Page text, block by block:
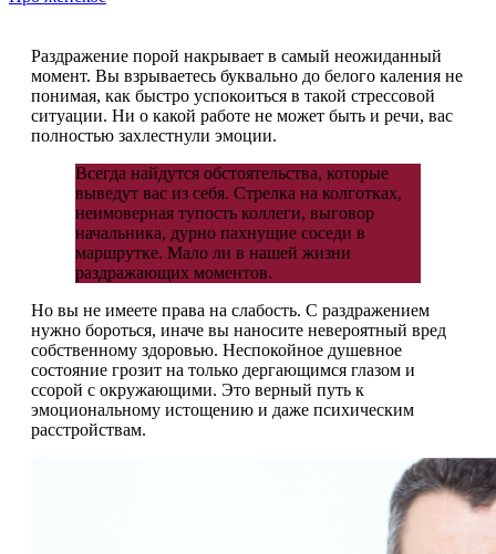
Раздражение порой накрывает в самый неожиданный
момент. Вы взрываетесь буквально до белого каления не
понимая, как быстро успокоиться в такой стрессовой
ситуации. Ни о какой работе не может быть и речи, вас
полностью захлестнули эмоции.
Всегда найдутся обстоятельства, которые
выведут вас из себя. Стрелка на колготках,
неимоверная тупость коллеги, выговор
начальника, дурно пахнущие соседи в
маршрутке. Мало ли в нашей жизни
раздражающих моментов.
Но вы не имеете права на слабость. С раздражением
нужно бороться, иначе вы наносите невероятный вред
собственному здоровью. Неспокойное душевное
состояние грозит на только дергающимся глазом и
ссорой с окружающими. Это верный путь к
эмоциональному истощению и даже психическим
расстройствам.